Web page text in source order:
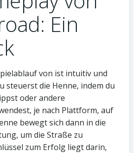
Ein
von ist intuitiv und
steuerst die Henne, indem du
oder andere
je nach Plattform, auf
bewegt sich dann in die
um die Straße zu
zum Erfolg liegt darin,